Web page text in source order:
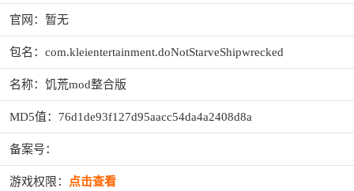
官网：暂无
包名：com.kleientertainment.doNotStarveShipwrecked
名称：饥荒mod整合版
MD5值：76d1de93f127d95aacc54da4a2408d8a
备案号：
游戏权限： 点击查看